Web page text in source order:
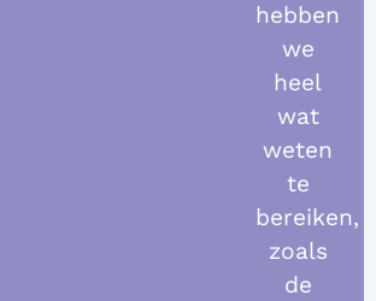
hebben
we
heel
wat
weten
te
bereiken,
zoals
de